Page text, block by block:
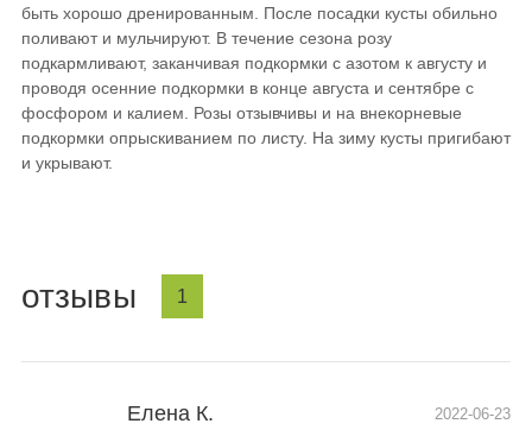
быть хорошо дренированным. После посадки кусты обильно
поливают и мульчируют. В течение сезона розу
подкармливают, заканчивая подкормки с азотом к августу и
проводя осенние подкормки в конце августа и сентябре с
фосфором и калием. Розы отзывчивы и на внекорневые
подкормки опрыскиванием по листу. На зиму кусты пригибают
и укрывают.
отзывы 1
Елена К. 2022-06-23